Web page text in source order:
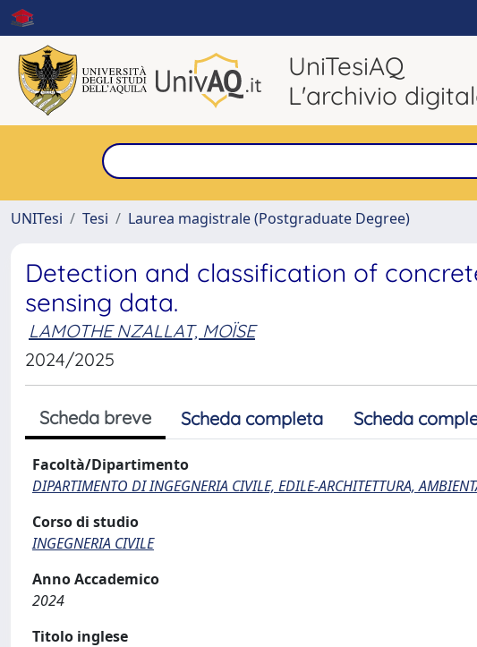
UniTesiAQ
L'archivio
UNITesi
Tesi Laurea magistrale (Postgraduate Degree)
Detection and classification of
sensing data.
LAMOTHE NZALLAT, MOÏSE
2024/2025
Scheda breve Scheda completa Scheda
Facoltà/Dipartimento
DIPARTIMENTO DI INGEGNERIA CIVILE, EDILE-ARCHITETTURA,
Corso di studio
INGEGNERIA CIVILE
Anno Accademico
2024
Titolo inglese